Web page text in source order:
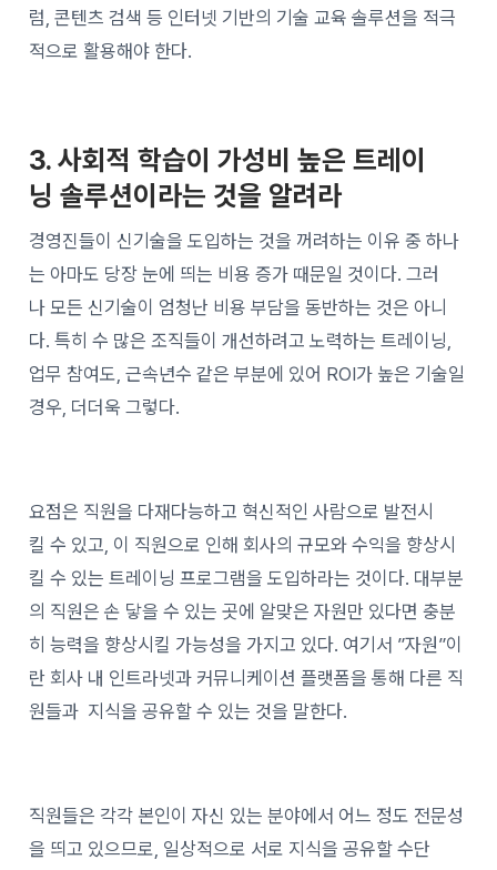
럼, 콘텐츠 검색 등 인터넷 기반의 기술 교육 솔루션을 적극
적으로 활용해야 한다.
3. 사회적 학습이 가성비 높은 트레이
닝 솔루션이라는 것을 알려라
경영진들이 신기술을 도입하는 것을 꺼려하는 이유 중 하나
는 아마도 당장 눈에 띄는 비용 증가 때문일 것이다. 그러
나 모든 신기술이 엄청난 비용 부담을 동반하는 것은 아니
다. 특히 수 많은 조직들이 개선하려고 노력하는 트레이닝,
업무 참여도, 근속년수 같은 부분에 있어 ROI가 높은 기술일
경우, 더더욱 그렇다.
요점은 직원을 다재다능하고 혁신적인 사람으로 발전시
킬 수 있고, 이 직원으로 인해 회사의 규모와 수익을 향상시
킬 수 있는 트레이닝 프로그램을 도입하라는 것이다. 대부분
의 직원은 손 닿을 수 있는 곳에 알맞은 자원만 있다면 충분
히 능력을 향상시킬 가능성을 가지고 있다. 여기서 ”자원”이
란 회사 내 인트라넷과 커뮤니케이션 플랫폼을 통해 다른 직
원들과 지식을 공유할 수 있는 것을 말한다.
직원들은 각각 본인이 자신 있는 분야에서 어느 정도 전문성
을 띄고 있으므로, 일상적으로 서로 지식을 공유할 수단